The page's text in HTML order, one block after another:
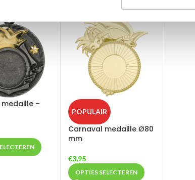
–
POPULAIR
Carnaval medaille Ø80
mm
€3,95
OPTIES SELECTEREN